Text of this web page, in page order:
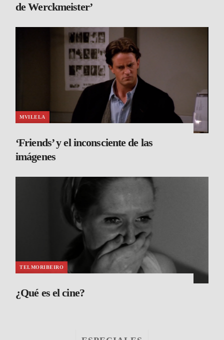
de Werckmeister’
MVILELA
‘Friends’ y el inconsciente de las
imágenes
TELMORIBEIRO
¿Qué es el cine?